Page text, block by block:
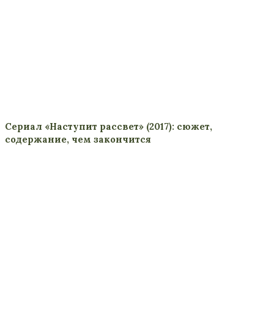
Сериал «Наступит рассвет» (2017): сюжет,
содержание, чем закончится